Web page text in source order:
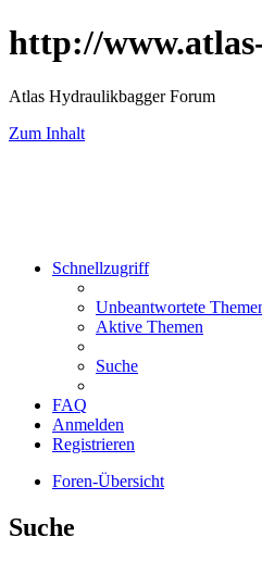
http://
Atlas Hydraulikbagger Forum
Zum Inhalt
Schnellzugriff
Unbeantwortete
Aktive Themen
Suche
FAQ
Anmelden
Registrieren
Foren-Übersicht
Suche